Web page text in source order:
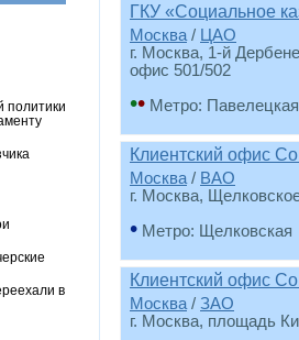
ГКУ «Социальное
Москва / ЦАО
г. Москва, 1-й
офис 501/502
•• Метро: Павелецкая
Клиентский офис
Москва / ВАО
г. Москва,
• Метро: Щелковская
Клиентский офис
Москва / ЗАО
г. Москва, площадь
политики
в